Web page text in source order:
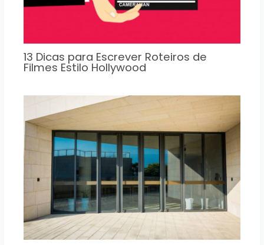
13 Dicas para Escrever Roteiros de
Filmes Estilo Hollywood